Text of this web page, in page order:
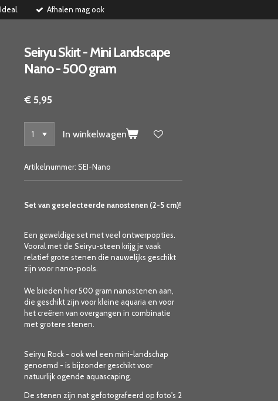
Afhalen mag ook
Seiryu Skirt - Mini Landscape
Nano - 500 gram
€ 5,95
In winkelwagen
Artikelnummer: SEI-Nano
Set van geselecteerde nanostenen (2-5 cm)!
Een geweldige set met veel ontwerpopties.
Vooral met de Seiryu-steen krijg je vaak
relatief grote stenen die nauwelijks geschikt
zijn voor nano-pools.
We bieden hier 500 gram nanostenen aan,
die geschikt zijn voor kleine aquaria en voor
het creëren van overgangen in combinatie
met grotere stenen.
Seiryu Rock - ook wel een mini-landschap
genoemd - is bijzonder geschikt voor
natuurlijk ogende aquascaping.
De stenen zijn nat gefotografeerd op foto's 2